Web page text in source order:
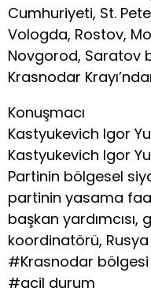
Cumhuriyeti, St.
Vologda, Rostov,
Novgorod, Saratov
Krasnodar
Konuşmacı
Kastyukevich Igor
Kastyukevich Igor
Partinin bölgesel
partinin yasama
başkan yardımcısı,
koordinatörü,
#Krasnodar bölgesi
#acil durum